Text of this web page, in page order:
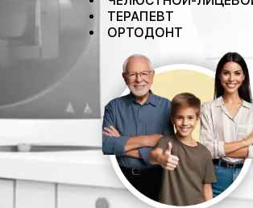
ТЕРАПЕВТ
ОРТОДОНТ